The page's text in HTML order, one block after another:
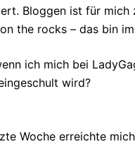
Bloggen ist für
the rocks – das bin
ich mich bei
wird?
Woche erreichte